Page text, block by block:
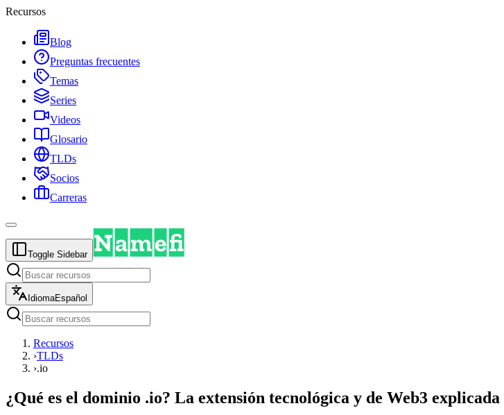
Recursos
Blog
Preguntas frecuentes
Temas
Series
Videos
Glosario
TLDs
Socios
Carreras
Toggle Sidebar
IdiomaEspañol
Recursos
›TLDs
›.io
¿Qué es el dominio .io? La extensión tecnológica y de Web3 explicada